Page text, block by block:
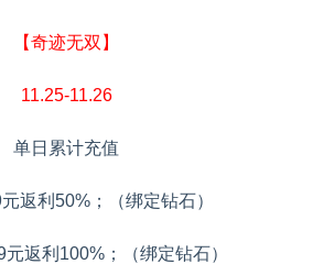
【奇迹无双】
11.25-11.26
单日累计充值
返利50%；（绑定钻石）
返利100%；（绑定钻石）